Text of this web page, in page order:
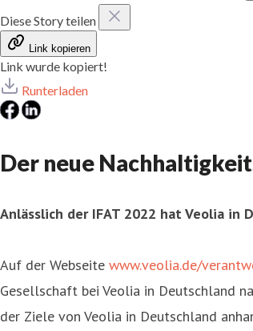
Diese Story teilen
Link kopieren
Link wurde kopiert!
Runterladen
Der neue
Anlässlich der IFAT 2022 hat Veolia
Auf der Webseite www.veolia.de/
Gesellschaft bei Veolia in Deutschland
der Ziele von Veolia in Deutschland